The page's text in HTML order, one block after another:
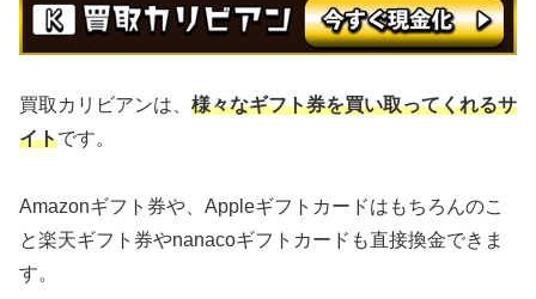
買取カリビアンは、 様々なギフト券を買い取ってくれるサ
イトです。
Amazonギフト券や、Appleギフトカードはもちろんのこ
と楽天ギフト券やnanacoギフトカードも直接換金できま
す。